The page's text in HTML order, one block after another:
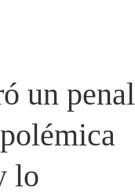
un penal
lo